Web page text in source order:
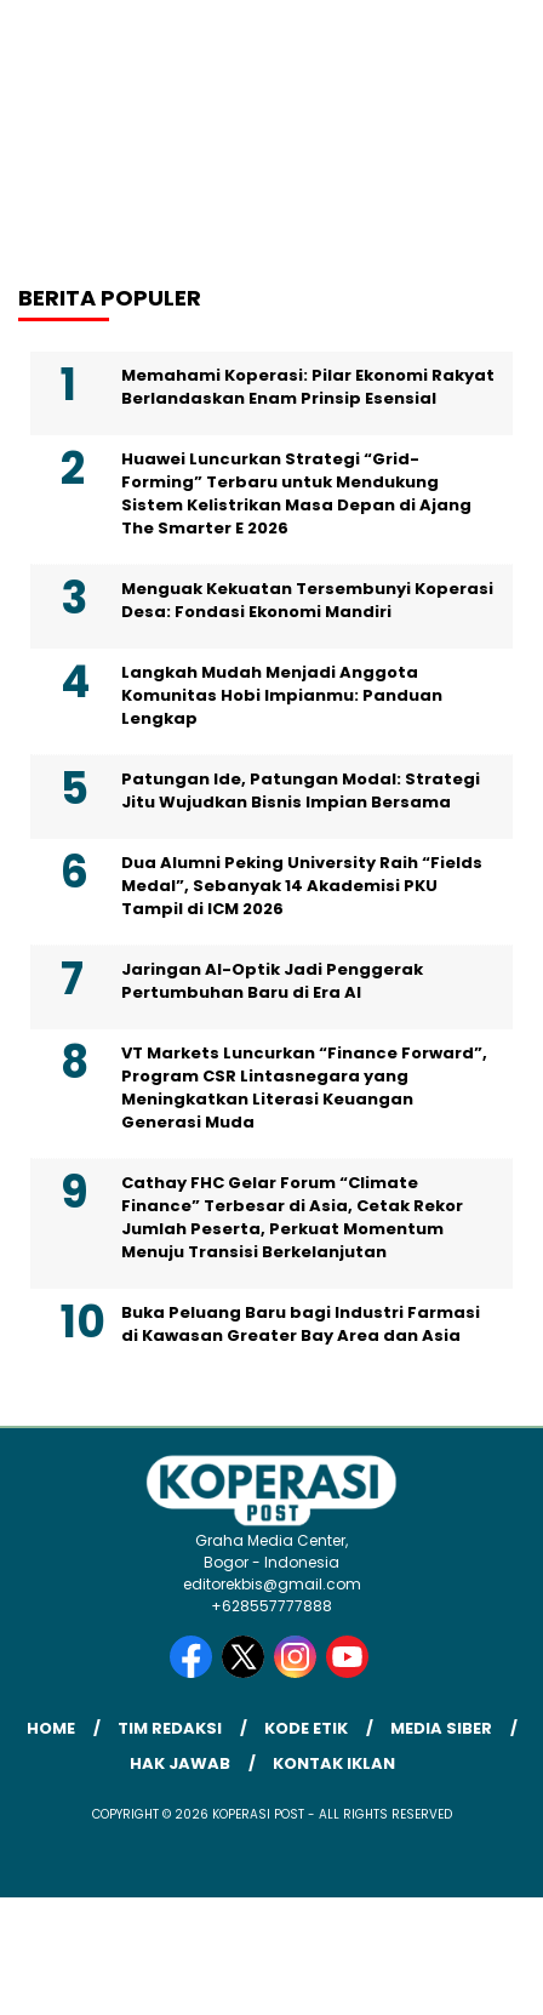
BERITA POPULER
Memahami Koperasi: Pilar Ekonomi Rakyat
Berlandaskan Enam Prinsip Esensial
Huawei Luncurkan Strategi “Grid-
Forming” Terbaru untuk Mendukung
Sistem Kelistrikan Masa Depan di Ajang
The Smarter E 2026
Menguak Kekuatan Tersembunyi Koperasi
Desa: Fondasi Ekonomi Mandiri
Langkah Mudah Menjadi Anggota
Komunitas Hobi Impianmu: Panduan
Lengkap
Patungan Ide, Patungan Modal: Strategi
Jitu Wujudkan Bisnis Impian Bersama
Dua Alumni Peking University Raih “Fields
Medal”, Sebanyak 14 Akademisi PKU
Tampil di ICM 2026
Jaringan AI-Optik Jadi Penggerak
Pertumbuhan Baru di Era AI
VT Markets Luncurkan “Finance Forward”,
Program CSR Lintasnegara yang
Meningkatkan Literasi Keuangan
Generasi Muda
Cathay FHC Gelar Forum “Climate
Finance” Terbesar di Asia, Cetak Rekor
Jumlah Peserta, Perkuat Momentum
Menuju Transisi Berkelanjutan
Buka Peluang Baru bagi Industri Farmasi
di Kawasan Greater Bay Area dan Asia
Graha Media Center,
Bogor - Indonesia
editorekbis@gmail.com
+628557777888
HOME TIM REDAKSI KODE ETIK
MEDIA SIBER
HAK JAWAB
KONTAK IKLAN
COPYRIGHT © 2026 KOPERASI POST - ALL RIGHTS RESERVED